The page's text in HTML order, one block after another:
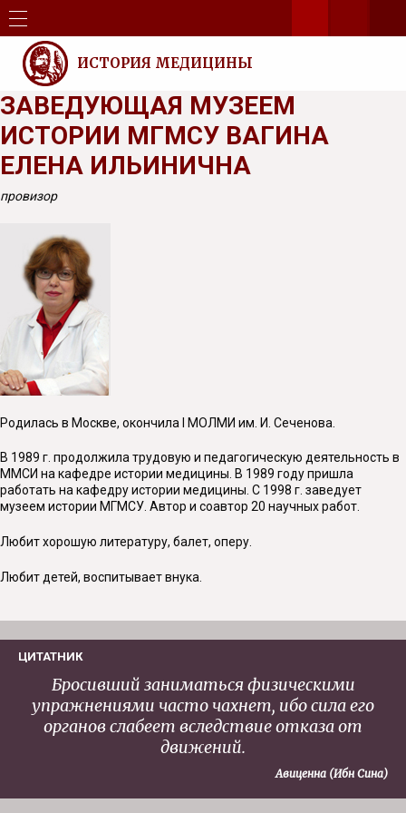
ИСТОРИЯ МЕДИЦИНЫ
ЗАВЕДУЮЩАЯ МУЗЕЕМ
ИСТОРИИ МГМСУ ВАГИНА
ЕЛЕНА ИЛЬИНИЧНА
провизор
Родилась в Москве, окончила I МОЛМИ им. И. Сеченова.
В 1989 г. продолжила трудовую и педагогическую деятельность в
ММСИ на кафедре истории медицины. В 1989 году пришла
работать на кафедру истории медицины. С 1998 г. заведует
музеем истории МГМСУ. Автор и соавтор 20 научных работ.
Любит хорошую литературу, балет, оперу.
Любит детей, воспитывает внука.
ЦИТАТНИК
Бросивший заниматься физическими
упражнениями часто чахнет, ибо сила его
органов слабеет вследствие отказа от
движений.
Авиценна (Ибн Сина)